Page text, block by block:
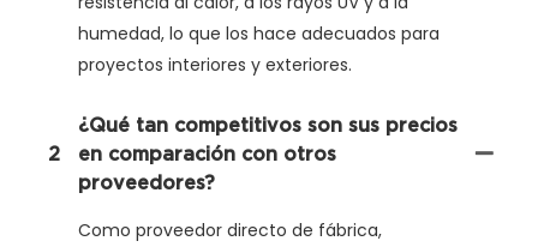
humedad, lo que los hace adecuados para
proyectos interiores y exteriores.
2
¿Qué tan competitivos son sus precios
en comparación con otros
proveedores?
Como proveedor directo de fábrica,